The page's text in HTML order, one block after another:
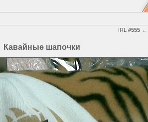
IRL #555 ←
Кавайные шапочки